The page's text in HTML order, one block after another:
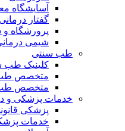
آسایشگاه
گفتار درمانی
پرورشگاه و
شیمی
طب سنتی
کلینیک طب
متخصص
متخصص
خدمات پزشکی و
پزشکی
خدمات